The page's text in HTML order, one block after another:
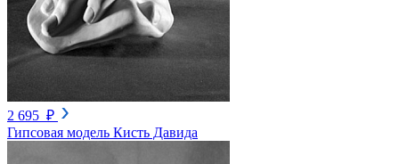
2 695 ₽
Гипсовая модель Кисть Давида